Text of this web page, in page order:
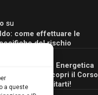
a queste
su
come effettuare le
del rischio
Certificazione Energetica
Campania: scopri il Corso
80 Ore per abilitarti!